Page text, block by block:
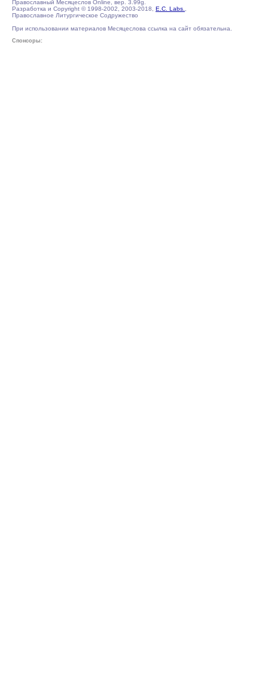
Православный Месяцеслов Online, вер. 3.99g.
Разработка и Copyright © 1998-2002, 2003-2018, E.C. Labs.
Православное Литургическое Содружество
При использовании материалов Месяцеслова ссылка на сайт обязательна.
Спонсоры: